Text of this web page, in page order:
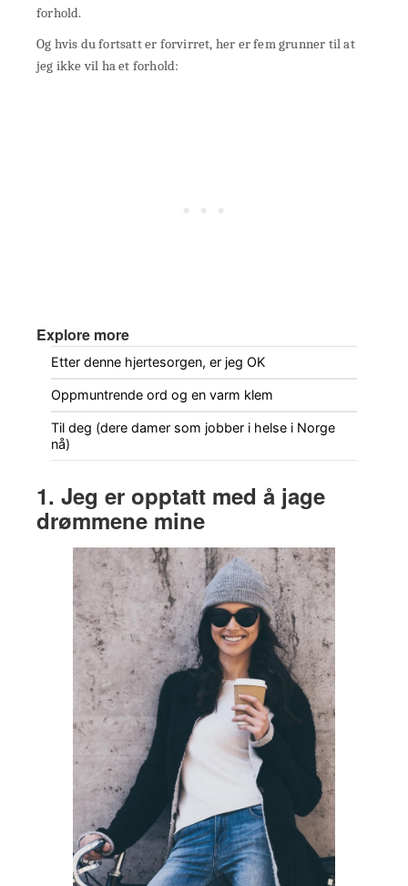
forhold.
Og hvis du fortsatt er forvirret, her er fem grunner til at
jeg ikke vil ha et forhold:
Explore more
Etter denne hjertesorgen, er jeg OK
Oppmuntrende ord og en varm klem
Til deg (dere damer som jobber i helse i Norge
nå)
1. Jeg er opptatt med å jage
drømmene mine